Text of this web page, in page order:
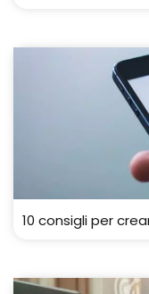
10 consigli per